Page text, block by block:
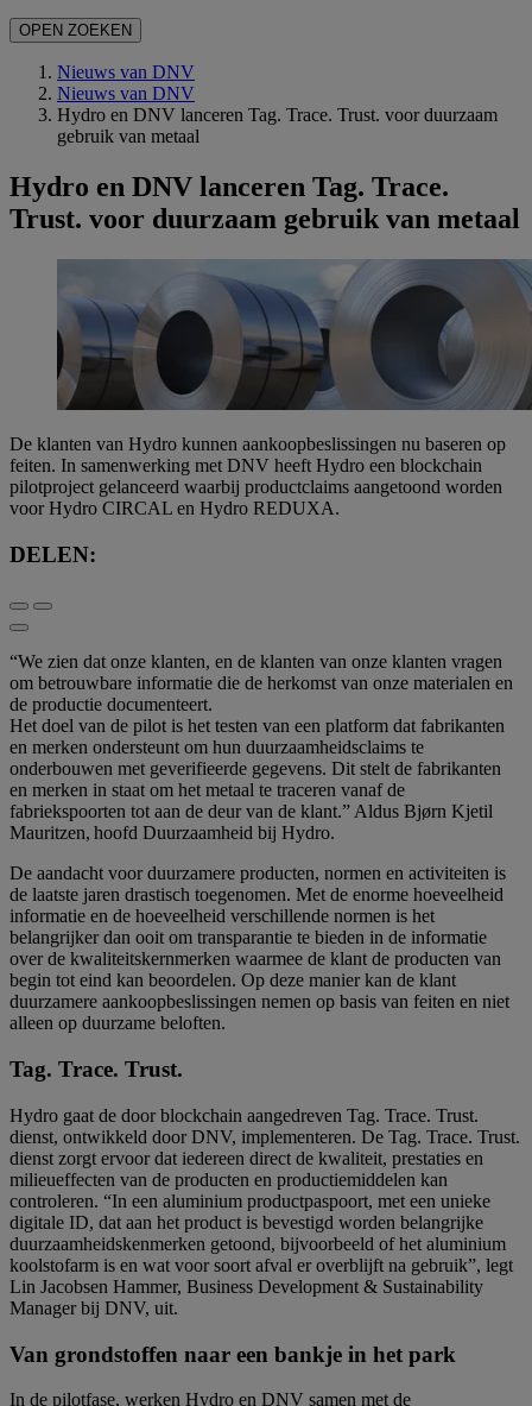
OPEN ZOEKEN
Nieuws van DNV
Nieuws van DNV
Hydro en DNV lanceren Tag. Trace. Trust. voor duurzaam
gebruik van metaal
Hydro en DNV lanceren Tag. Trace.
Trust. voor duurzaam gebruik van metaal
De klanten van Hydro kunnen aankoopbeslissingen nu baseren op
feiten. In samenwerking met DNV heeft Hydro een blockchain
pilotproject gelanceerd waarbij productclaims aangetoond worden
voor Hydro CIRCAL en Hydro REDUXA.
DELEN:
“We zien dat onze klanten, en de klanten van onze klanten vragen
om betrouwbare informatie die de herkomst van onze materialen en
de productie documenteert.
Het doel van de pilot is het testen van een platform dat fabrikanten
en merken ondersteunt om hun duurzaamheidsclaims te
onderbouwen met geverifieerde gegevens. Dit stelt de fabrikanten
en merken in staat om het metaal te traceren vanaf de
fabriekspoorten tot aan de deur van de klant.” Aldus Bjørn Kjetil
Mauritzen, hoofd Duurzaamheid bij Hydro.
De aandacht voor duurzamere producten, normen en activiteiten is
de laatste jaren drastisch toegenomen. Met de enorme hoeveelheid
informatie en de hoeveelheid verschillende normen is het
belangrijker dan ooit om transparantie te bieden in de informatie
over de kwaliteitskernmerken waarmee de klant de producten van
begin tot eind kan beoordelen. Op deze manier kan de klant
duurzamere aankoopbeslissingen nemen op basis van feiten en niet
alleen op duurzame beloften.
Tag. Trace. Trust.
Hydro gaat de door blockchain aangedreven Tag. Trace. Trust.
dienst, ontwikkeld door DNV, implementeren. De Tag. Trace. Trust.
dienst zorgt ervoor dat iedereen direct de kwaliteit, prestaties en
milieueffecten van de producten en productiemiddelen kan
controleren. “In een aluminium productpaspoort, met een unieke
digitale ID, dat aan het product is bevestigd worden belangrijke
duurzaamheidskenmerken getoond, bijvoorbeeld of het aluminium
koolstofarm is en wat voor soort afval er overblijft na gebruik”, legt
Lin Jacobsen Hammer, Business Development & Sustainability
Manager bij DNV, uit.
Van grondstoffen naar een bankje in het park
In de pilotfase, werken Hydro en DNV samen met de